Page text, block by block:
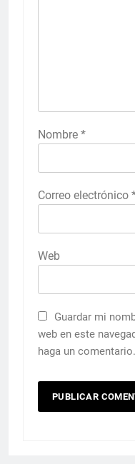
Nombre *
Correo electrónico
Web
Guardar mi
web en este
haga un comentario.